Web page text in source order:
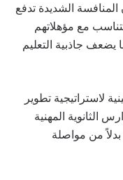
الشديدة تدفع
مع مؤهلاتهم
يضعف جاذبية التعليم
لاستراتيجية تطوير
الثانوية المهنية
من مواصلة